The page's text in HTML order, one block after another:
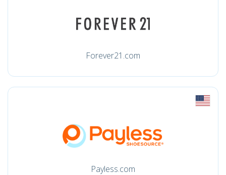
Forever21.com
Payless.com